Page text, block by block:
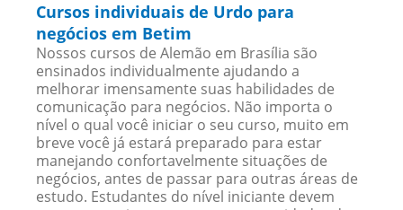
Cursos individuais de Urdo para
negócios em Betim
Nossos cursos de Alemão em Brasília são
ensinados individualmente ajudando a
melhorar imensamente suas habilidades de
comunicação para negócios. Não importa o
nível o qual você iniciar o seu curso, muito em
breve você já estará preparado para estar
manejando confortavelmente situações de
negócios, antes de passar para outras áreas de
estudo. Estudantes do nível iniciante devem